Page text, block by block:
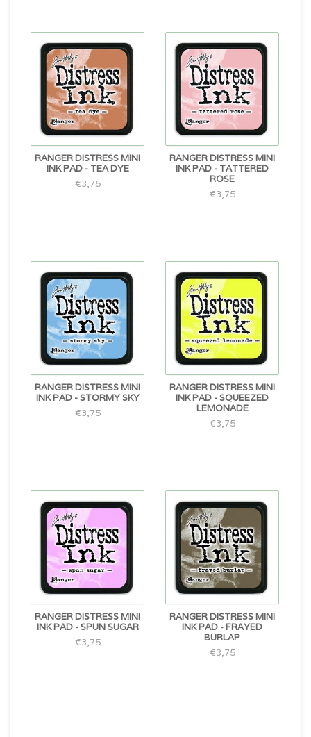
RANGER DISTRESS MINI
INK PAD - TEA DYE
€3,75
RANGER DISTRESS MINI
INK PAD - TATTERED
ROSE
€3,75
RANGER DISTRESS MINI
INK PAD - STORMY SKY
€3,75
RANGER DISTRESS MINI
INK PAD - SQUEEZED
LEMONADE
€3,75
RANGER DISTRESS MINI
INK PAD - SPUN SUGAR
€3,75
RANGER DISTRESS MINI
INK PAD - FRAYED
BURLAP
€3,75